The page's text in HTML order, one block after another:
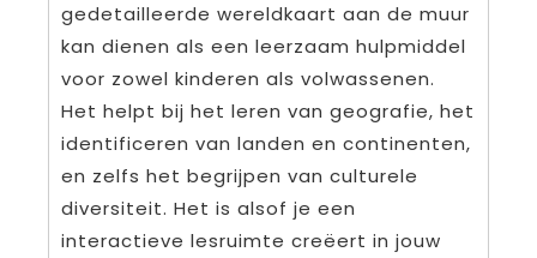
gedetailleerde wereldkaart aan de muur
kan dienen als een leerzaam hulpmiddel
voor zowel kinderen als volwassenen.
Het helpt bij het leren van geografie, het
identificeren van landen en continenten,
en zelfs het begrijpen van culturele
diversiteit. Het is alsof je een
interactieve lesruimte creëert in jouw